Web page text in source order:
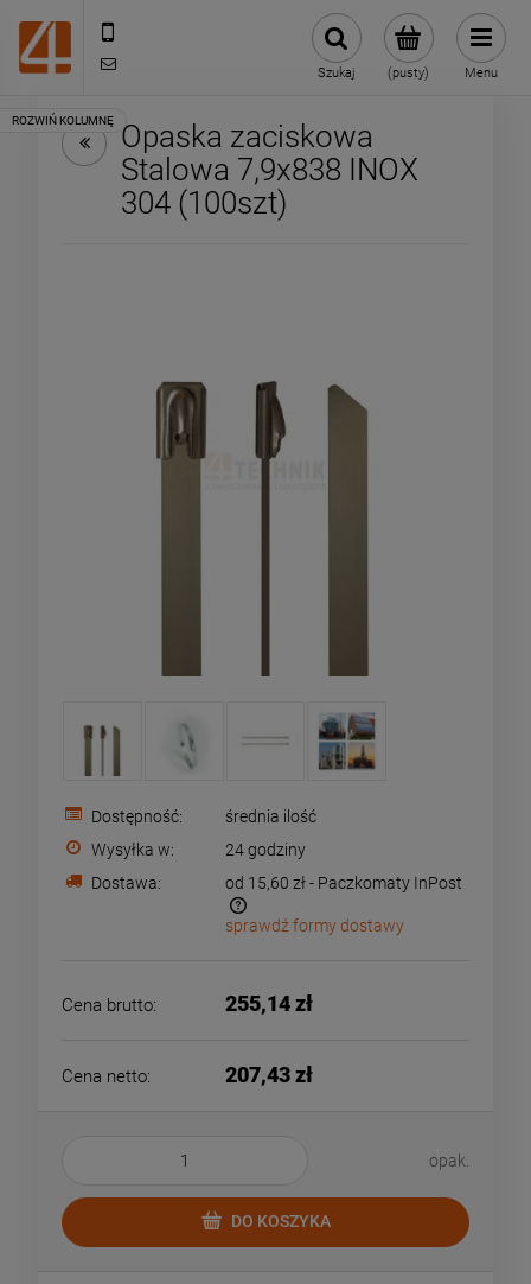
(pusty)
Szukaj Menu
Opaska zaciskowa
Stalowa 7,9x838 INOX
304 (100szt)
Dostępność:
średnia ilość
Wysyłka w:
24 godziny
Dostawa:
od 15,60 zł - Paczkomaty InPost
Cena nie zawiera ewentualnych kosztów płatności
sprawdź formy dostawy
Cena brutto: 255,14 zł
Cena netto: 207,43 zł
opak.
DO KOSZYKA